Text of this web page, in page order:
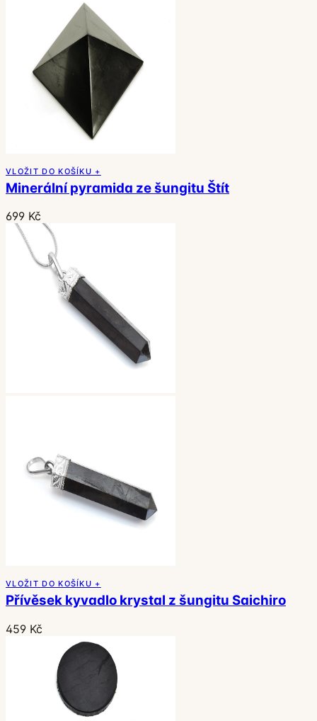
VLOŽIT DO KOŠÍKU +
Minerální pyramida ze šungitu Štít
699 Kč
VLOŽIT DO KOŠÍKU +
Přívěsek kyvadlo krystal z šungitu Saichiro
459 Kč